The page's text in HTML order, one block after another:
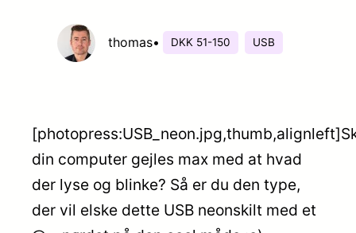
thomas• DKK 51-150 USB
din computer gejles max med at hvad
der lyse og blinke? Så er du den type,
der vil elske dette USB neonskilt med et